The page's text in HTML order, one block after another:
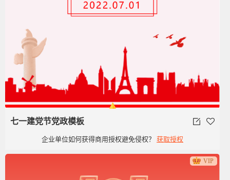
七一建党节党政模板
企业单位如何获得商用授权避免侵权？ 获取授权
VIP